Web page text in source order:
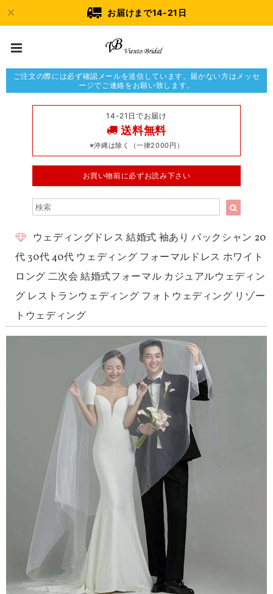
お届けまで14-21日
ご注文の際には必ず確認メールを送信しています。届かない方はメッセ
ージでご連絡をお願い致します。
14-21日でお届け
送料無料
※沖縄は除く（一律2000円）
お買い物前に必ずお読み下さい
ウェディングドレス 結婚式 袖あり バックシャン 20
代 30代 40代 ウェディング フォーマルドレス ホワイト
ロング 二次会 結婚式フォーマル カジュアルウェディン
グ レストランウェディング フォトウェディング リゾー
トウェディング